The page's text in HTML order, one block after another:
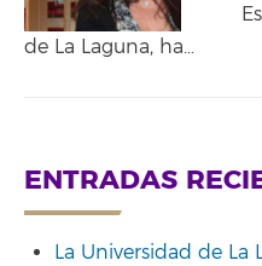
de La Laguna, ha…
ENTRADAS
La Universidad de La